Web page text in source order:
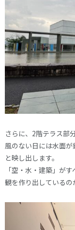
さらに、2階テラス部
風のない日には水面が
と映し出します。
「空・水・建築」が
観を作り出しているの